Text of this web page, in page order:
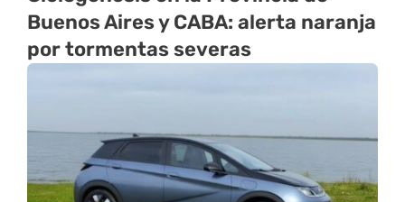
Buenos Aires y CABA: alerta naranja
por tormentas severas